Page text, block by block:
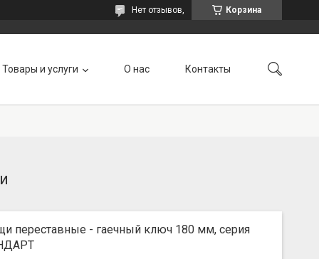
Корзина
Нет отзывов,
Товары и услуги О нас Контакты
переставные - гаечный ключ 180 мм, серия